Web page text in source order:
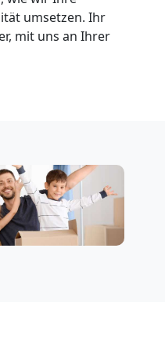
umsetzen. Ihr
mit uns an Ihrer